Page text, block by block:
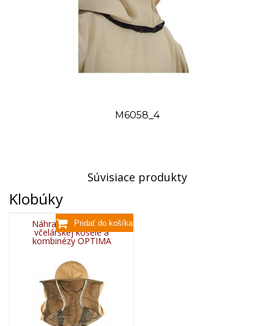
M6058_4
Súvisiace produkty
Klobúky
Náhradný klobúk do
včelárskej košele a
kombinézy OPTIMA